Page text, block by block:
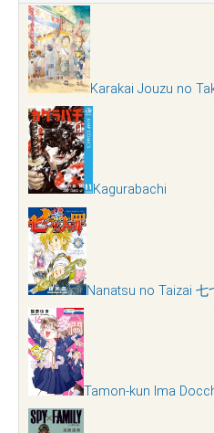
Karakai Jouzu no
Kagurabachi
Nanatsu no Taizai 七
Tamon-kun Ima